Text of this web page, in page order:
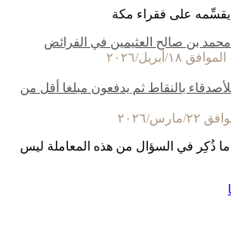
يقسِّمه على فقراء مكة
بن صالح العثيمين في الفرائض
بالنقاط ثم يدفعون مبلغا أقل من
ذُكِر في السؤال من هذه المعاملة ليس